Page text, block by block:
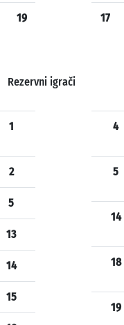
19 17
Rezervni igrači
1
2
5
13
14
15
4
5
14
18
19